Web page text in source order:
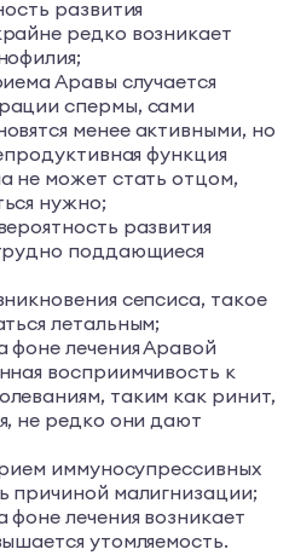
развития
редко возникает
Аравы случается
спермы, сами
менее активными, но
функция
не может стать отцом,
нужно;
развития
поддающиеся
сепсиса, такое
летальным;
фоне лечения Аравой
восприимчивость к
таким как ринит,
не редко они дают
иммуносупрессивных
причиной малигнизации;
фоне лечения возникает
утомляемость.